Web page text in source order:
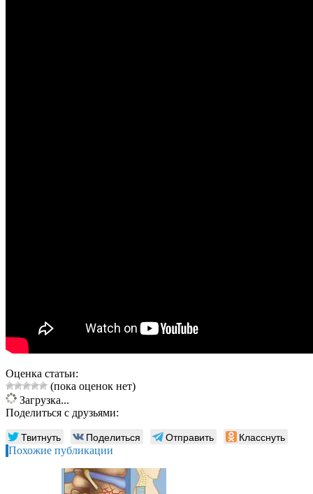
Оценка статьи:
(пока оценок нет)
Загрузка...
Поделиться с друзьями:
Твитнуть Поделиться Отправить Класснуть
Похожие публикации